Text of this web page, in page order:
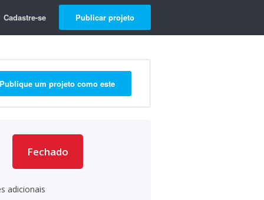
Cadastre-se Publicar projeto
Publique um projeto como este
Fechado
adicionais